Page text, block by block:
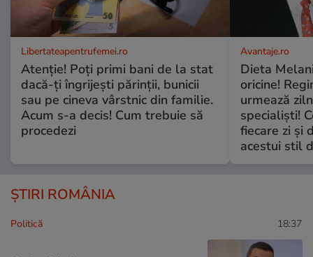
Libertateapentrufemei.ro
Atenție! Poți primi bani de la stat
dacă-ți îngrijești părinții, bunicii
sau pe cineva vârstnic din familie.
Acum s-a decis! Cum trebuie să
procedezi
Avantaje.ro
Dieta
oricine!
urmează
specialiști!
fiecare zi și
acestui stil
ȘTIRI ROMÂNIA
Politică 18:37